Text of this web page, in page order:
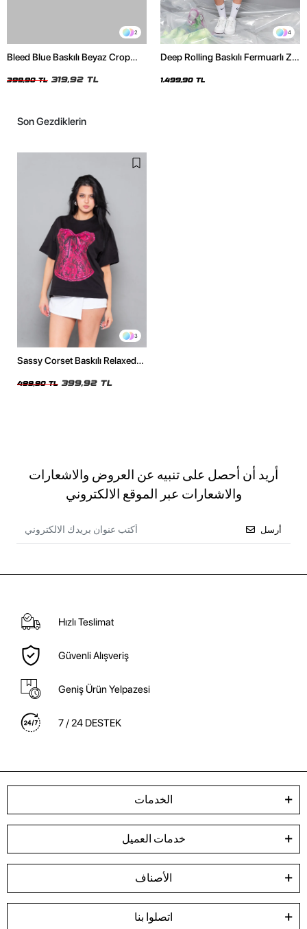
2
Bleed Blue Baskılı Beyaz Crop
399,90 TL 319,92 TL
4
Deep Rolling Baskılı Fermuarlı Zip
Sweatshirt
1.499,90 TL
Son Gezdiklerin
3
Sassy Corset Baskılı Relaxed
499,90 TL 399,92 TL
أريد أن أحصل على تنبيه عن العروض والاشعارات
والاشعارات عبر الموقع الالكتروني
أرسل
Hızlı Teslimat
Güvenli Alışveriş
Geniş Ürün Yelpazesi
7 / 24 DESTEK
الخدمات
خدمات العميل
الأصناف
اتصلوا بنا